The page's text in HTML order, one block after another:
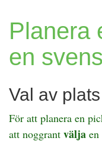
Planera
en
Val av plats
För att planera en
att noggrant välja